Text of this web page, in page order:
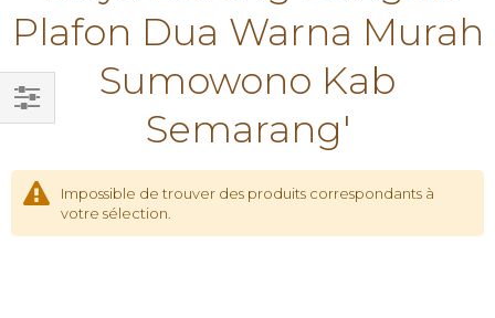
Plafon Dua Warna Murah
Sumowono Kab
Semarang'
Impossible de trouver des produits correspondants à
votre sélection.
Filtrer